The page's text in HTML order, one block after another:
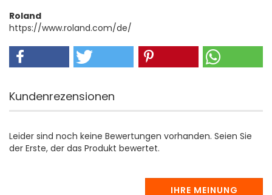
Roland
https://www.roland.com/de/
Kundenrezensionen
Leider sind noch keine Bewertungen vorhanden. Seien Sie
der Erste, der das Produkt bewertet.
IHRE MEINUNG